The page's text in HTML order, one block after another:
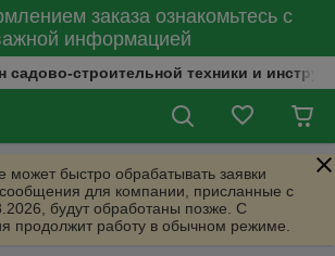
заказа ознакомьтесь с
информацией
садово-строительной техники и
может быстро обрабатывать заявки
для компании, присланные с
будут обработаны позже. С
продолжит работу в обычном режиме.